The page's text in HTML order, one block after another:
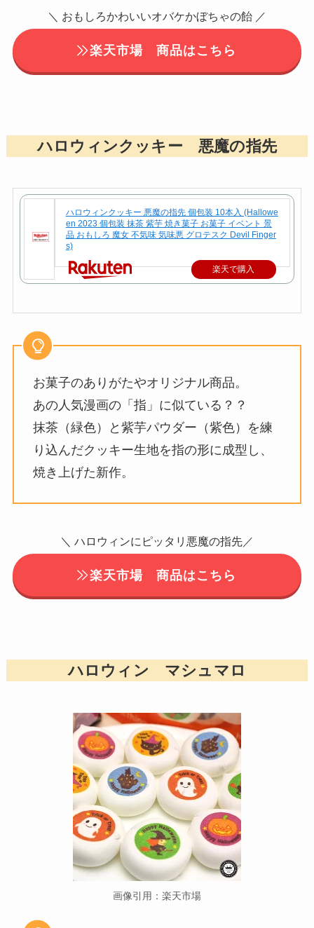
＼ おもしろかわいいオバケかぼちゃの飴 ／
楽天市場 商品はこちら
ハロウィンクッキー 悪魔の指先
ハロウィンクッキー 悪魔の指先 個包装 10本入 (Hallowe
en 2023 個包装 抹茶 紫芋 焼き菓子 お菓子 イベント 景
品 おもしろ 魔女 不気味 気味悪 グロテスク Devil Finger
s)
楽天で購入
お菓子のありがたやオリジナル商品。
あの人気漫画の「指」に似ている？？
抹茶（緑色）と紫芋パウダー（紫色）を練
り込んだクッキー生地を指の形に成型し、
焼き上げた新作。
＼ ハロウィンにピッタリ悪魔の指先／
楽天市場 商品はこちら
ハロウィン マシュマロ
画像引用：楽天市場